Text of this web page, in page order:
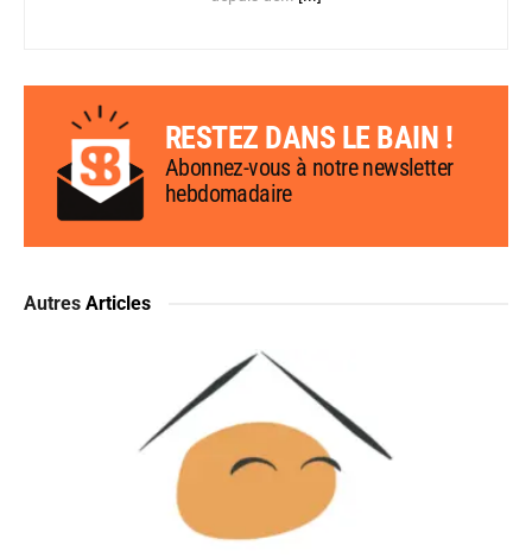
RESTEZ DANS LE BAIN !
Abonnez-vous à notre newsletter
hebdomadaire
Autres Articles